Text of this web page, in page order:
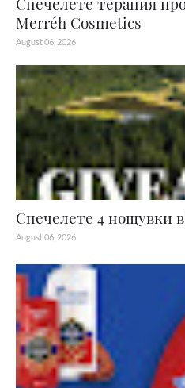
Merréh Cosmetics
August 06, 2026
Спечелете 4 нощувки
August 06, 2026